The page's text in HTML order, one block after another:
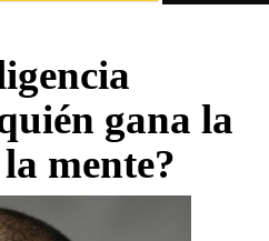
gana la
mente?